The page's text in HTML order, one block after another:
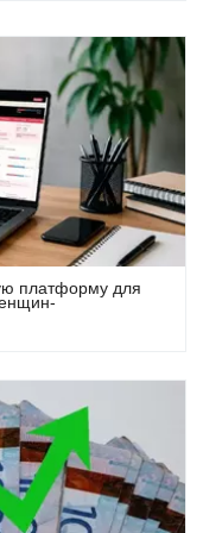
платформу для